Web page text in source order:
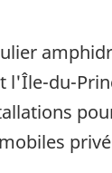
l'Île-du-